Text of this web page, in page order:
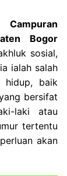
Bogor
sosial,
ialah salah
hidup, baik
bersifat
laki atau
tertentu
akan